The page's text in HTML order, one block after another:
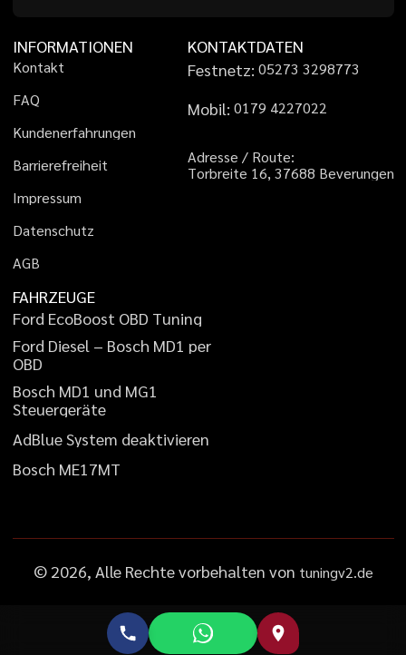
INFORMATIONEN
Kontakt
FAQ
Kundenerfahrungen
Barrierefreiheit
Impressum
Datenschutz
AGB
KONTAKTDATEN
Festnetz: 05273 3298773
Mobil: 01 79 4227022
Adresse / Route:
Torbreite 16, 37688 Beverungen
FAHRZEUGE
Ford EcoBoost OBD Tuning
Ford Diesel – Bosch MD1 per
OBD
Bosch MD1 und MG1
Steuergeräte
AdBlueSystem deaktivieren
Bosch ME17MT
© 2026, Alle Rechte vorbehalten von tuningv2.de